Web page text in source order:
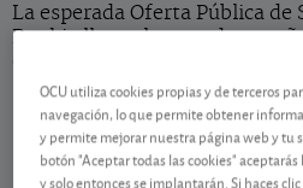
La esperada Oferta Pública de
Bankia llega al mercado
Contenido
OCU utiliza cookies propias y de terceros
navegación, lo que permite obtener
y permite mejorar nuestra página web y tu
botón "Aceptar todas las cookies"
y solo entonces se implantarán. Si haces